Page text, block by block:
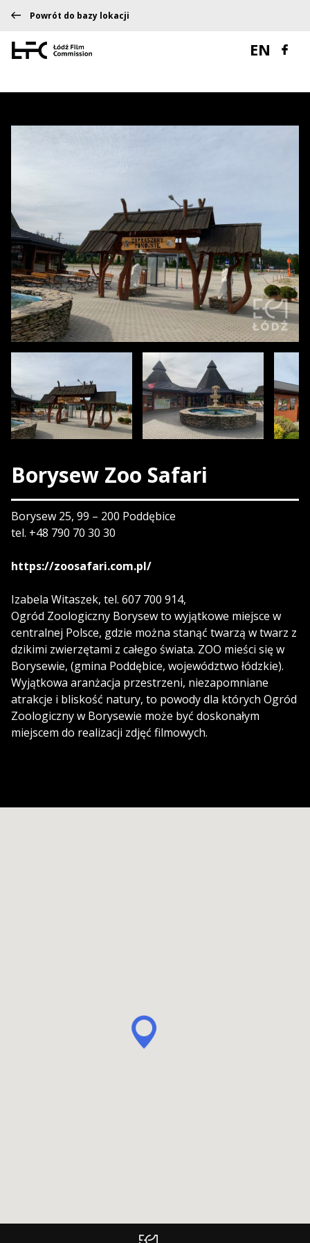
Powrót do bazy lokacji
EN
Borysew Zoo Safari
Borysew 25, 99 – 200 Poddębice
tel. +48 790 70 30 30
https://zoosafari.com.pl/
Izabela Witaszek, tel. 607 700 914,
Ogród Zoologiczny Borysew to wyjątkowe miejsce w
centralnej Polsce, gdzie można stanąć twarzą w twarz z
dzikimi zwierzętami z całego świata. ZOO mieści się w
Borysewie, (gmina Poddębice, województwo łódzkie).
Wyjątkowa aranżacja przestrzeni, niezapomniane
atrakcje i bliskość natury, to powody dla których Ogród
Zoologiczny w Borysewie może być doskonałym
miejscem do realizacji zdjęć filmowych.